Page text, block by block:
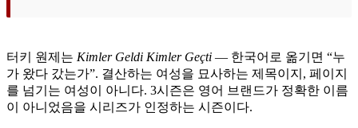
터키 원제는 Kimler Geldi Kimler Geçti — 한국어로 옮기면 “누
가 왔다 갔는가”. 결산하는 여성을 묘사하는 제목이지, 페이지
를 넘기는 여성이 아니다. 3시즌은 영어 브랜드가 정확한 이름
이 아니었음을 시리즈가 인정하는 시즌이다.